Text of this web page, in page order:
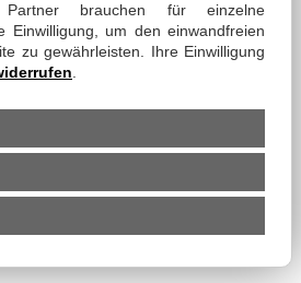
≤ 10
Ω
Klemmprofil
brauchen für einzelne
Einwilligung, um den einwandfreien
zu gewährleisten. Ihre Einwilligung